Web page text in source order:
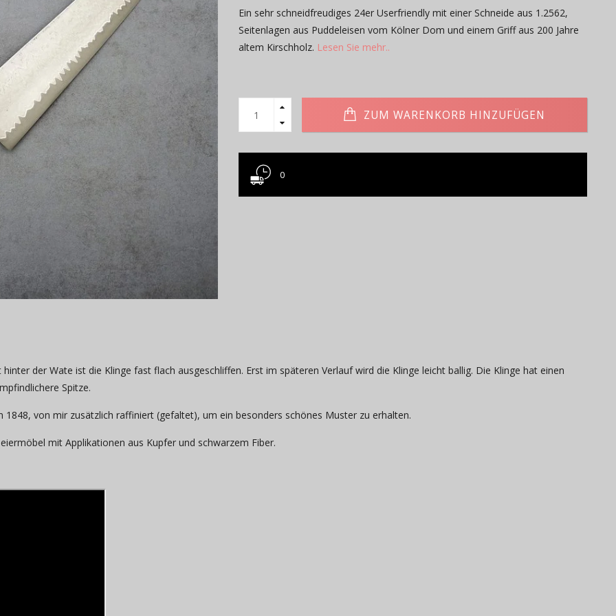
Ein sehr schneidfreudiges 24er Userfriendly mit einer Schneide aus 1.2562,
Seitenlagen aus Puddeleisen vom Kölner Dom und einem Griff aus 200 Jahre
altem Kirschholz. Lesen Sie mehr..
ZUM WARENKORB HINZUFÜGEN
0
der Wate ist die Klinge fast flach ausgeschliffen. Erst im späteren Verlauf wird die Klinge leicht ballig. Die Klinge hat einen
Spitze.
von mir zusätzlich raffiniert (gefaltet), um ein besonders schönes Muster zu erhalten.
mit Applikationen aus Kupfer und schwarzem Fiber.